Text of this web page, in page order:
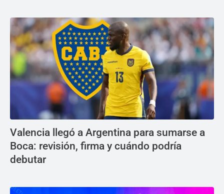
Valencia llegó a Argentina para sumarse a
Boca: revisión, firma y cuándo podría
debutar